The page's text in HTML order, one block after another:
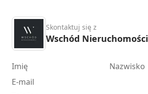
Skontaktuj się z
Wschód Nieruchomości